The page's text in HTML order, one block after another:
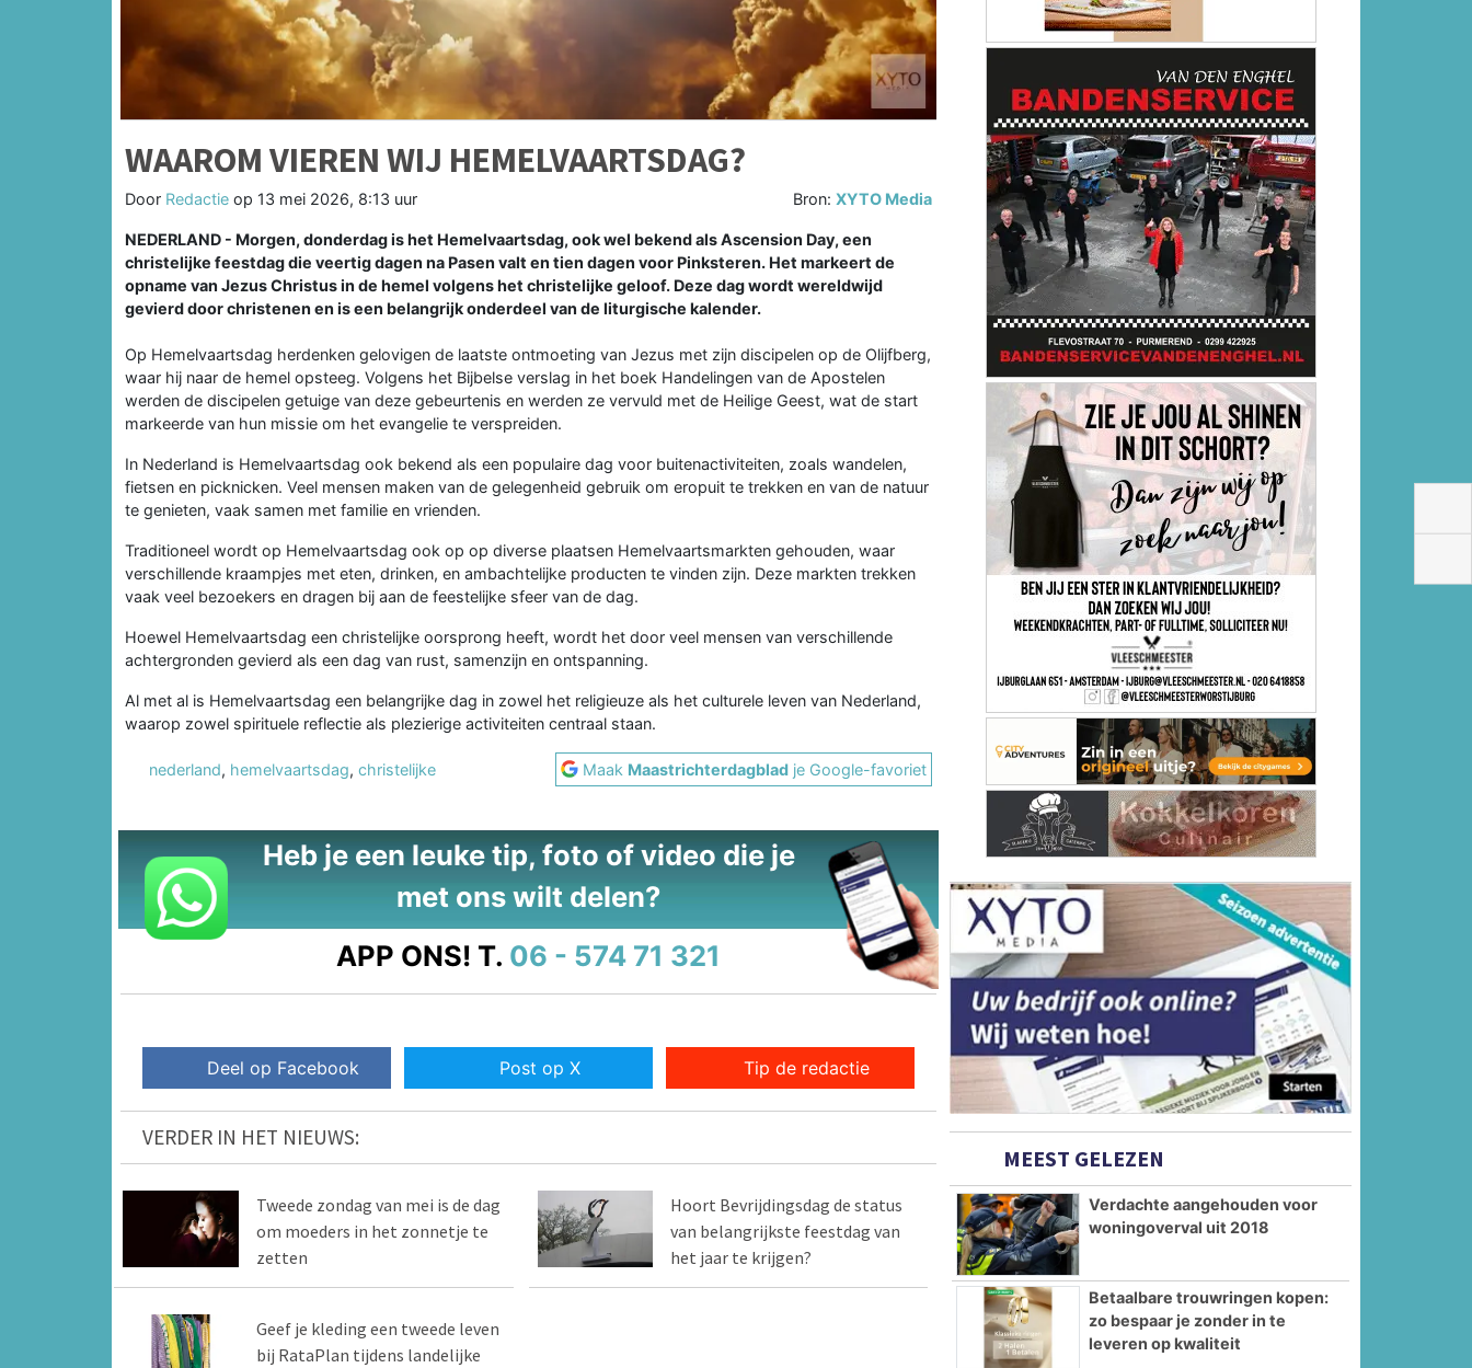
WAAROM VIEREN WIJ HEMELVAARTSDAG?
Door Redactie op 13 mei 2026, 8:13 uur Bron:XYTO Media
NEDERLAND - Morgen, donderdag is het Hemelvaartsdag, ook wel bekend als Ascension Day, een
christelijke feestdag die veertig dagen na Pasen valt en tien dagen voor Pinksteren. Het markeert de
opname van Jezus Christus in de hemel volgens het christelijke geloof. Deze dag wordt wereldwijd
gevierd door christenen en is een belangrijk onderdeel van de liturgische kalender.
Op Hemelvaartsdag herdenken gelovigen de laatste ontmoeting van Jezus met zijn discipelen op de Olijfberg,
waar hij naar de hemel opsteeg. Volgens het Bijbelse verslag in het boek Handelingen van de Apostelen
werden de discipelen getuige van deze gebeurtenis en werden ze vervuld met de Heilige Geest, wat de start
markeerde van hun missie om het evangelie te verspreiden.
In Nederland is Hemelvaartsdag ook bekend als een populaire dag voor buitenactiviteiten, zoals wandelen,
fietsen en picknicken. Veel mensen maken van de gelegenheid gebruik om eropuit te trekken en van de natuur
te genieten, vaak samen met familie en vrienden.
Traditioneel wordt op Hemelvaartsdag ook op op diverse plaatsen Hemelvaartsmarkten gehouden, waar
verschillende kraampjes met eten, drinken, en ambachtelijke producten te vinden zijn. Deze markten trekken
vaak veel bezoekers en dragen bij aan de feestelijke sfeer van de dag.
Hoewel Hemelvaartsdag een christelijke oorsprong heeft, wordt het door veel mensen van verschillende
achtergronden gevierd als een dag van rust, samenzijn en ontspanning.
Al met al is Hemelvaartsdag een belangrijke dag in zowel het religieuze als het culturele leven van Nederland,
waarop zowel spirituele reflectie als plezierige activiteiten centraal staan.
nederland, hemelvaartsdag, christelijke Maak Maastrichterdagblad je Google-favoriet
Heb je een leuke tip, foto of video die je
met ons wilt delen?
APP ONS! T. 06 - 574 71 321
Deel op Facebook Post op X Tip de redactie
VERDER IN HET NIEUWS:
Tweede zondag van mei is de dag
om moeders in het zonnetje te
zetten
Hoort Bevrijdingsdag de status
van belangrijkste feestdag van
het jaar te krijgen?
Geef je kleding een tweede leven
bij RataPlan tijdens landelijke
MEEST GELEZEN
Verdachte aangehouden voor
woningoverval uit 2018
Betaalbare trouwringen kopen:
zo bespaar je zonder in te
leveren op kwaliteit